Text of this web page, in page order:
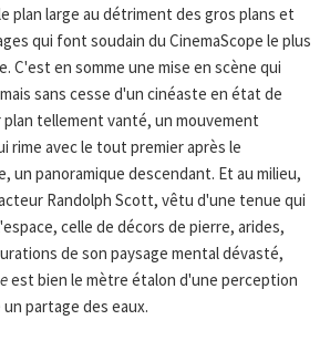
plan large au détriment des gros plans et
qui font soudain du CinemaScope le plus
C'est en somme une mise en scène qui
sans cesse d'un cinéaste en état de
plan tellement vanté, un mouvement
rime avec le tout premier après le
un panoramique descendant. Et au milieu,
Randolph Scott, vêtu d'une tenue qui
celle de décors de pierre, arides,
de son paysage mental dévasté,
est bien le mètre étalon d'une perception
partage des eaux.